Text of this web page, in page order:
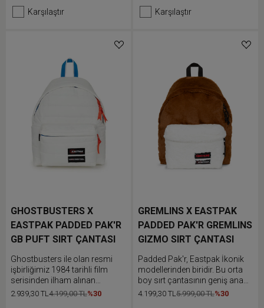
çantası konforlu dolgulu omuz
askıları ve eşyalarına kolay
Karşılaştır
çantası konforlu dolgulu omuz
askıları ve eşyalarına kolay
Karşılaştır
GHOSTBUSTERS X
EASTPAK PADDED PAK'R
GB PUFT SIRT ÇANTASI
Ghostbusters ile olan resmi
işbirliğimiz 1984 tarihli film
serisinden ilham alınan
nostaljik bir koleksiyon ortaya
2.939,30 TL4.199,00 TL%30
GREMLINS X EASTPAK
PADDED PAK'R GREMLINS
GIZMO SIRT ÇANTASI
Padded Pak'r, Eastpak İkonik
modellerinden biridir. Bu orta
boy sırt çantasının geniş ana
bölmesi ve ön cebi bulunur.
4.199,30 TL5.999,00 TL%30